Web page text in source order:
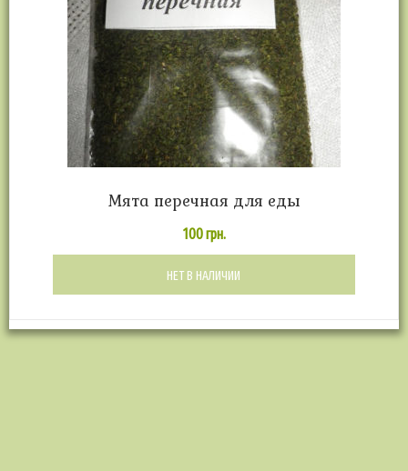
Мята перечная для еды
100грн.
НЕТ В НАЛИЧИИ